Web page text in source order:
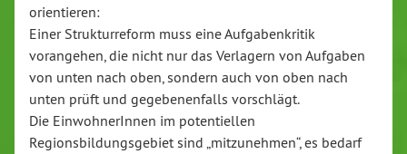
orientieren:
Einer Strukturreform muss eine Aufgabenkritik
vorangehen, die nicht nur das Verlagern von Aufgaben
von unten nach oben, sondern auch von oben nach
unten prüft und gegebenenfalls vorschlägt.
Die EinwohnerInnen im potentiellen
Regionsbildungsgebiet sind „mitzunehmen“, es bedarf